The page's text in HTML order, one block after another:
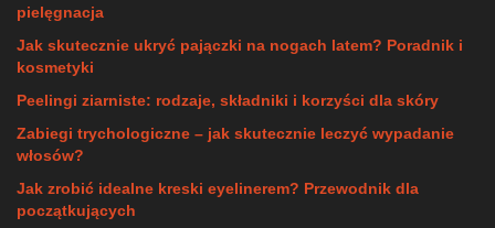
pielęgnacja
Jak skutecznie ukryć pajączki na nogach latem? Poradnik i
kosmetyki
Peelingi ziarniste: rodzaje, składniki i korzyści dla skóry
Zabiegi trychologiczne – jak skutecznie leczyć wypadanie
włosów?
Jak zrobić idealne kreski eyelinerem? Przewodnik dla
początkujących